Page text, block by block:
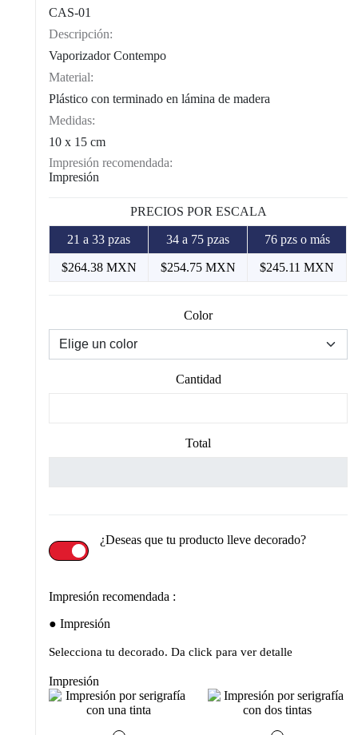
CAS-01
Descripción:
Vaporizador Contempo
Material:
Plástico con terminado en lámina de madera
Medidas:
10 x 15 cm
Impresión recomendada:
Impresión
PRECIOS POR ESCALA
21 a 33 pzas 34 a 75 pzas 76 pzs o más
$264.38 MXN $254.75 MXN $245.11 MXN
Color
Cantidad
Total
¿Deseas que tu producto lleve decorado?
Impresión recomendada :
Impresión
Selecciona tu decorado. Da click para ver detalle
Impresión